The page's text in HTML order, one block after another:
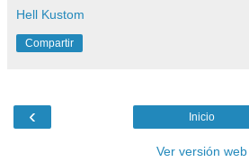
Hell Kustom
Compartir
‹ Inicio
Ver versión web